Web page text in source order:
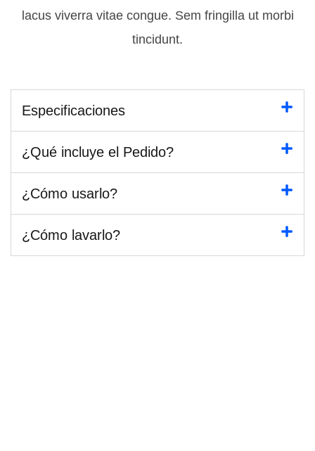
lacus viverra vitae congue. Sem fringilla ut morbi
tincidunt.
Especificaciones
¿Qué incluye el Pedido?
¿Cómo usarlo?
¿Cómo lavarlo?